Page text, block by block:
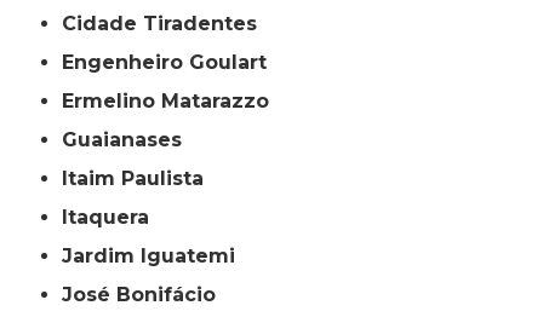
Cidade Tiradentes
Engenheiro Goulart
Ermelino Matarazzo
Guaianases
Itaim Paulista
Itaquera
Jardim Iguatemi
José Bonifácio